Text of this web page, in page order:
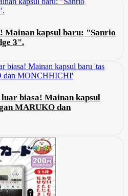
Mainan kapsul baru: "Sanrio
3".
biasa! Mainan kapsul
MARUKO dan